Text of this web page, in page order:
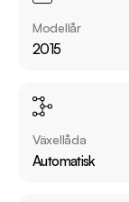
Jämför denna bil
bil/?series=5-serie
Modellår
2015
Växellåda
Automatisk